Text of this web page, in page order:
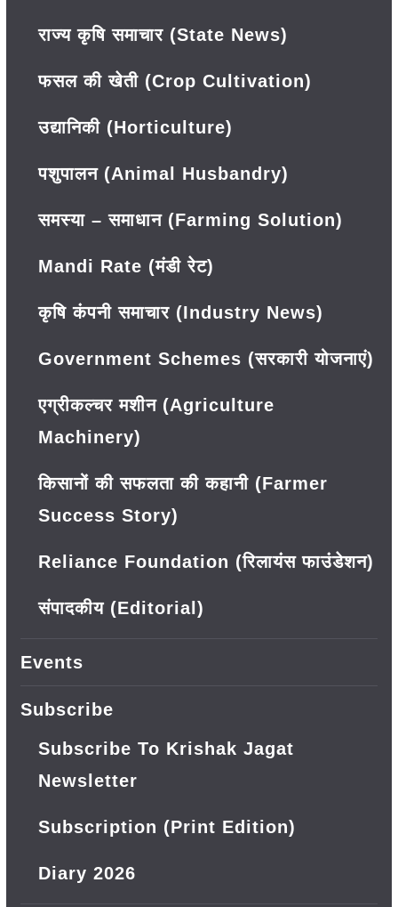
राज्य कृषि समाचार (State News)
फसल की खेती (Crop Cultivation)
उद्यानिकी (Horticulture)
पशुपालन (Animal Husbandry)
समस्या – समाधान (Farming Solution)
Mandi Rate (मंडी रेट)
कृषि कंपनी समाचार (Industry News)
Government Schemes (सरकारी योजनाएं)
एग्रीकल्चर मशीन (Agriculture
Machinery)
किसानों की सफलता की कहानी (Farmer
Success Story)
Reliance Foundation (रिलायंस फाउंडेशन)
संपादकीय (Editorial)
Events
Subscribe
Subscribe To Krishak Jagat
Newsletter
Subscription (Print Edition)
Diary 2026